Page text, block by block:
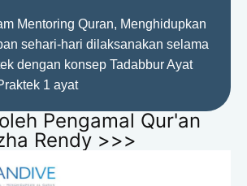
Mentoring Quran, Menghidupkan
sehari-hari dilaksanakan selama
dengan konsep Tadabbur Ayat
1 ayat
Pengamal Qur'an
Rendy >>>